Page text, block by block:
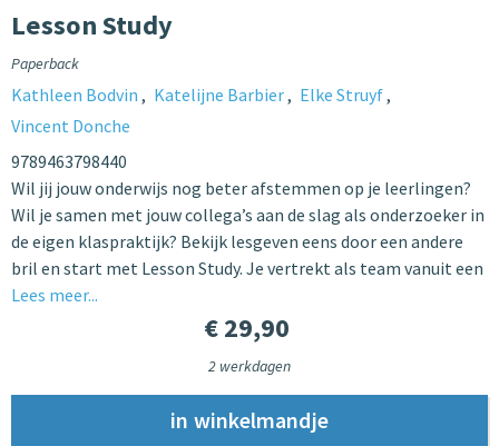
Lesson Study
Paperback
Kathleen Bodvin Katelijne Barbier
Elke Struyf
Vincent Donche
9789463798440
Wil jij jouw onderwijs nog beter afstemmen op je leerlingen?
Wil je samen met jouw collega’s aan de slag als onderzoeker in
de eigen klaspraktijk? Bekijk lesgeven eens door een andere
bril en start met Lesson Study. Je vertrekt als team vanuit een
Lees meer...
€ 29,90
2 werkdagen